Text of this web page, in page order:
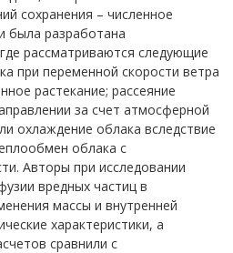
сохранения – численное
была разработана
рассматриваются следующие
при переменной скорости ветра
растекание; рассеяние
за счет атмосферной
охлаждение облака вследствие
облака с
Авторы при исследовании
вредных частиц в
массы и внутренней
характеристики, а
сравнили с